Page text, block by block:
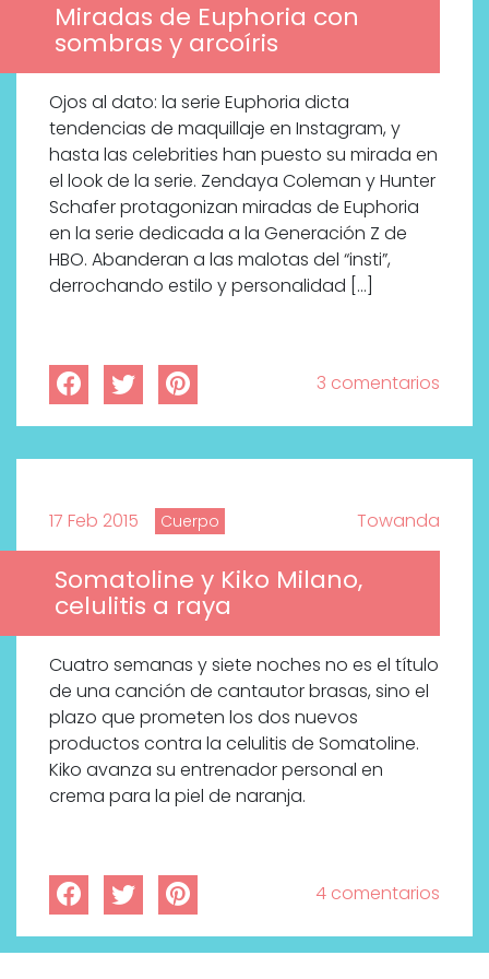
Miradas de Euphoria con
sombras y arcoíris
Ojos al dato: la serie Euphoria dicta
tendencias de maquillaje en Instagram, y
hasta las celebrities han puesto su mirada en
el look de la serie. Zendaya Coleman y Hunter
Schafer protagonizan miradas de Euphoria
en la serie dedicada a la Generación Z de
HBO. Abanderan a las malotas del “insti”,
derrochando estilo y personalidad […]
3 comentarios
17 Feb 2015 Cuerpo Towanda
Somatoline y Kiko Milano,
celulitis a raya
Cuatro semanas y siete noches no es el título
de una canción de cantautor brasas, sino el
plazo que prometen los dos nuevos
productos contra la celulitis de Somatoline.
Kiko avanza su entrenador personal en
crema para la piel de naranja.
4 comentarios